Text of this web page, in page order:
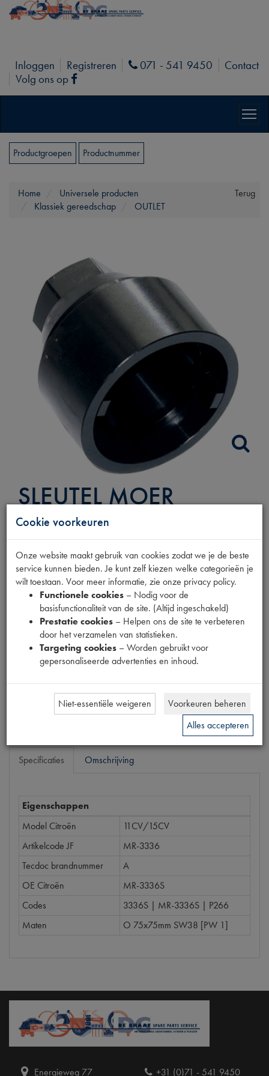
Inloggen Registreren Phone
071 - 541 9450
Contact
Volg ons op
Facebook
Productgroepen Productnummer
Terug
Home
Universele producten
Klassiek gereedschap
OUTLET
SLEUTEL MOER
TORSIEBUS A AS
Fabrikant
OUTLET
Productnummer
6860145
Normale prijs
02 (€34,73excl. btw)
Uw prijs
25,22
Specificaties Omschrijving
Eigenschappen
Model Citroën
11CV/15CV
Artikelcode JF
MR-3336
Tecdoc brandnummer
A
OE Citroën
MR-3336S
Codes
3336S | MR-3336S | P266
Maten
O 75x75mm SW38 [PW 1]
Energieweg 77 +31 (0)71 - 541 9450
Cookie voorkeuren
Onze website maakt gebruik van cookies zodat we je de beste
service kunnen bieden. Je kunt zelf kiezen welke categorieën je
wilt toestaan. Voor meer informatie, zie onze privacy policy.
Functionele cookies – Nodig voor de
basisfunctionaliteit van de site. (Altijd ingeschakeld)
Prestatie cookies – Helpen ons de site te verbeteren
door het verzamelen van statistieken.
Targeting cookies – Worden gebruikt voor
gepersonaliseerde advertenties en inhoud.
Niet-essentiële weigeren
Voorkeuren beheren
Alles accepteren